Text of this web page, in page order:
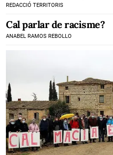
REDACCIÓ TERRITORIS
Cal parlar de racisme?
ANABEL RAMOS REBOLLO